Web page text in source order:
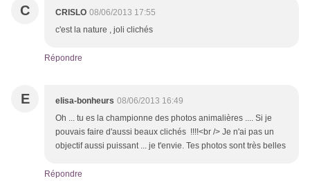
C CRISLO 08/06/2013 17:55
c'est la nature , joli clichés
Répondre
E elisa-bonheurs 08/06/2013 16:49
Oh ... tu es la championne des photos animalières .... Si je
pouvais faire d'aussi beaux clichés !!!!<br /> Je n'ai pas un
objectif aussi puissant ... je t'envie. Tes photos sont très belles
Répondre